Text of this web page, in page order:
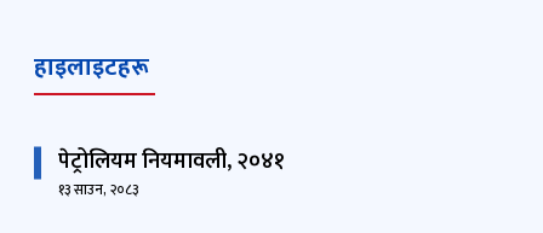
हाइलाइटहरू
पेट्रोलियम नियमावली, २०४१
१३ साउन, २०८३